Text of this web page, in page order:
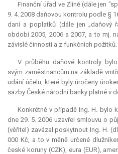
Finanční úřad ve Zlíně (dále jen
9. 4. 2008 daňovou kontrolu podle §
daní a poplatků (dále jen „daňový
období 2005, 2006 a 2007, a to mj.
závislé činnosti a z funkčních požitků.
V průběhu daňové kontroly
svým zaměstnancům na základě
udání účelu, které byly úročeny
sazby České národní banky platné v
Konkrétně v případě Ing. H. bylo
dne 29. 5. 2006 uzavřel smlouvu o
(věřitel) zavázal poskytnout Ing. H.
000 Kč, a to v měně určené
české koruny (CZK), eura (EUR),